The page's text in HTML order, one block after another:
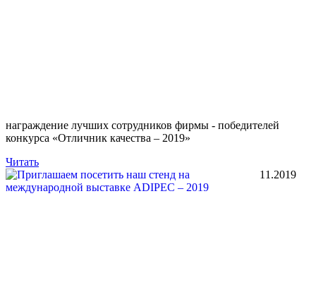
награждение лучших сотрудников фирмы - победителей
конкурса «Отличник качества – 2019»
Читать
11.2019